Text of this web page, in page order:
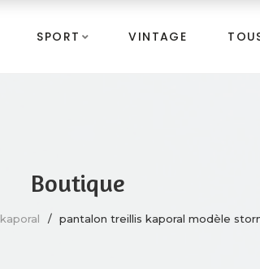
SPORT VINTAGE
Boutique
kaporal pantalon treillis kaporal modèle